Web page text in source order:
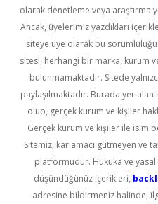
olarak denetleme veya araştırma
Ancak, üyelerimiz yazdıkları
siteye üye olarak bu
sitesi, herhangi bir marka, kurum
bulunmamaktadır. Sitede
paylaşılmaktadır. Burada yer
olup, gerçek kurum ve kişiler
Gerçek kurum ve kişiler ile isim
Sitemiz, kar amacı gütmeyen ve
platformudur. Hukuka ve yasal
düşündüğünüz içerikleri,
adresine bildirmeniz halinde,